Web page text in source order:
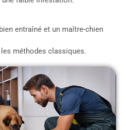
entraîné et un maître-chien
méthodes classiques.